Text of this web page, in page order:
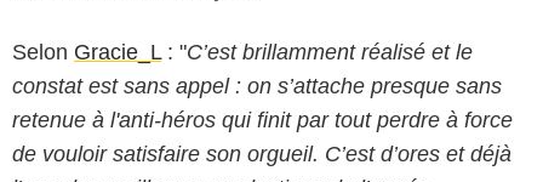
Selon Gracie_L: "C’est brillamment réalisé et le
constat est sans appel : on s’attache presque sans
retenue à l'anti-héros qui finit par tout perdre à force
de vouloir satisfaire son orgueil. C’est d’ores et déjà